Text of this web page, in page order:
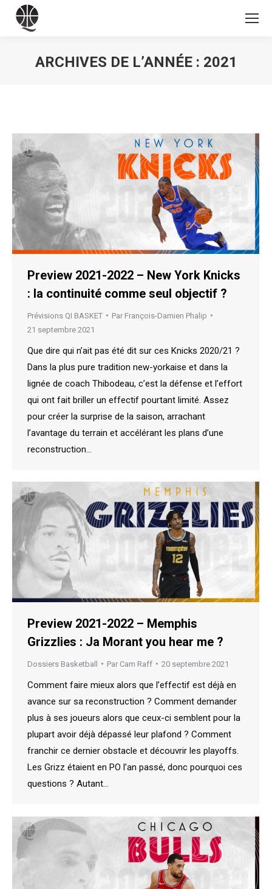
ARCHIVES DE L’ANNÉE : 2021
Preview 2021-2022 – New York Knicks
: la continuité comme seul objectif ?
Prévisions QI BASKET Par François-Damien Phalip
21 septembre 2021
Que dire qui n’ait pas été dit sur ces Knicks 2020/21 ?
Dans la plus pure tradition new-yorkaise et dans la
lignée de coach Thibodeau, c’est la défense et l’effort
qui ont fait briller un effectif pourtant limité. Assez
pour créer la surprise de la saison, arrachant
l’avantage du terrain et accélérant les plans d’une
reconstruction…
Preview 2021-2022 – Memphis
Grizzlies : Ja Morant you hear me ?
Dossiers Basketball Par Cam Raff 20 septembre 2021
Comment faire mieux alors que l’effectif est déjà en
avance sur sa reconstruction ? Comment demander
plus à ses joueurs alors que ceux-ci semblent pour la
plupart avoir déjà dépassé leur plafond ? Comment
franchir ce dernier obstacle et découvrir les playoffs.
Les Grizz étaient en PO l’an passé, donc pourquoi ces
questions ? Autant…